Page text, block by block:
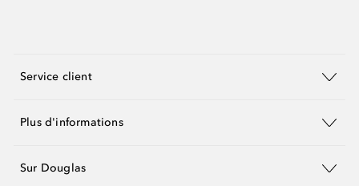
Service client
Plus d'informations
Sur Douglas